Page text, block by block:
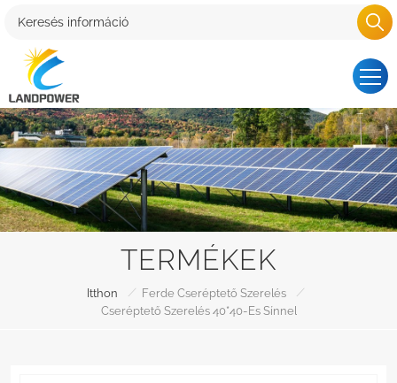
TERMÉKEK
Itthon / Ferde Cseréptető Szerelés
/
Cseréptető Szerelés 40*40-Es Sínnel